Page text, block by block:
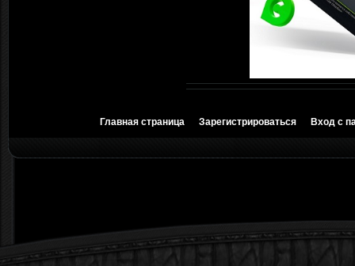
Главная страница Зарегистрироваться Вход с